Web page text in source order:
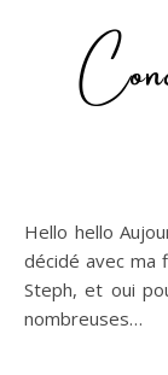
Hello hello Aujourd’hui est un jour spécial ! ❀ Nous avons
décidé avec ma
Steph, et oui
nombreuses…